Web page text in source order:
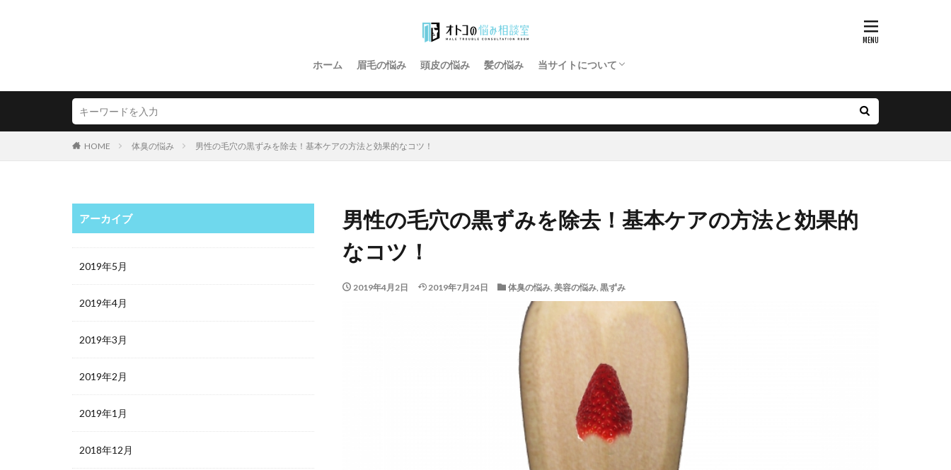
ホーム 眉毛の悩み 頭皮の悩み 髪の悩み 当サイトについて
プライバシーポリシー
お問い合わせ
HOME 体臭の悩み 男性の毛穴の黒ずみを除去！基本ケアの方法と効果的なコツ！
男性の毛穴の黒ずみを除去！基本ケアの方法と効果的
なコツ！
2019年4月2日 2019年7月24日 体臭の悩み, 美容の悩み, 黒ずみ
アーカイブ
2019年5月
2019年4月
2019年3月
2019年2月
2019年1月
2018年12月